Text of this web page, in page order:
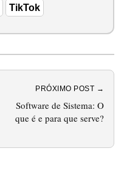
TikTok
PRÓXIMO POST →
Software de Sistema: O
que é e para que serve?